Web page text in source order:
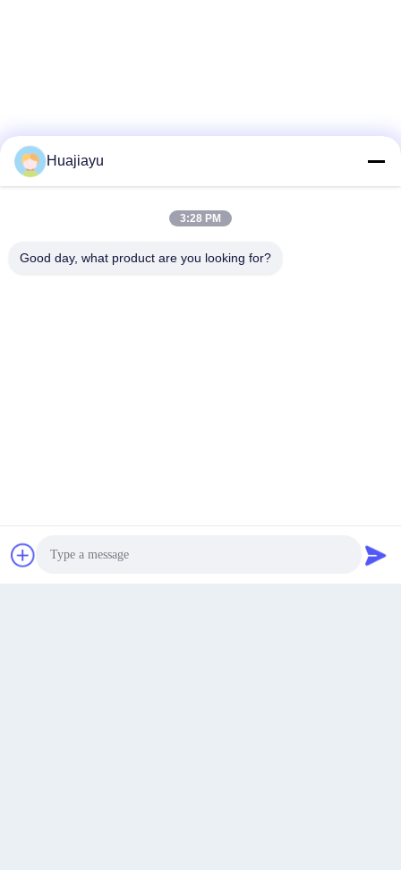
ที่อยู่
นักงานเขตย่อย Shuikou เขต Huicheng, Huizhou
Huajiayu
3:28 PM
Good day, what product are you looking for?